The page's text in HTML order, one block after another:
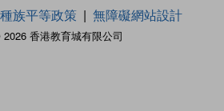
香港教育城有限公司
族平等政策 無障礙網站設計